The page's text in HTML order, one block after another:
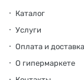
Каталог
Услуги
Оплата и доставка
О гипермаркете